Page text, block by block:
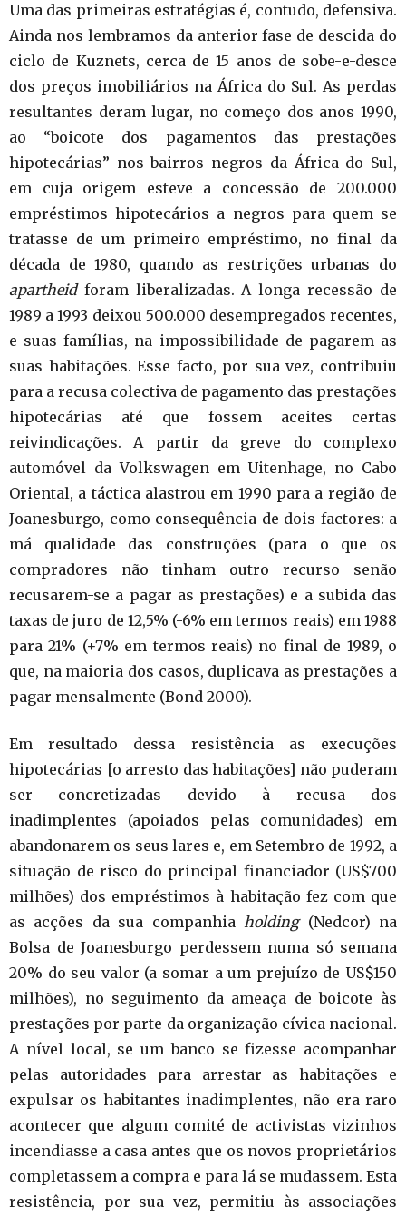
Uma das primeiras estratégias é, contudo, defensiva.
Ainda nos lembramos da anterior fase de descida do
ciclo de Kuznets, cerca de 15 anos de sobe-e-desce
dos preços imobiliários na África do Sul. As perdas
resultantes deram lugar, no começo dos anos 1990,
ao “boicote dos pagamentos das prestações
hipotecárias” nos bairros negros da África do Sul,
em cuja origem esteve a concessão de 200.000
empréstimos hipotecários a negros para quem se
tratasse de um primeiro empréstimo, no final da
década de 1980, quando as restrições urbanas do
apartheidforam liberalizadas. A longa recessão de
1989 a 1993 deixou 500.000 desempregados recentes,
e suas famílias, na impossibilidade de pagarem as
suas habitações. Esse facto, por sua vez, contribuiu
para a recusa colectiva de pagamento das prestações
hipotecárias até que fossem aceites certas
reivindicações. A partir da greve do complexo
automóvel da Volkswagen em Uitenhage, no Cabo
Oriental, a táctica alastrou em 1990 para a região de
Joanesburgo, como consequência de dois factores: a
má qualidade das construções (para o que os
compradores não tinham outro recurso senão
recusarem-se a pagar as prestações) e a subida das
taxas de juro de 12,5% (-6% em termos reais) em 1988
para 21% (+7% em termos reais) no final de 1989, o
que, na maioria dos casos, duplicava as prestações a
pagar mensalmente (Bond 2000).
Em resultado dessa resistência as execuções
hipotecárias [o arresto das habitações] não puderam
ser concretizadas devido à recusa dos
inadimplentes (apoiados pelas comunidades) em
abandonarem os seus lares e, em Setembro de 1992, a
situação de risco do principal financiador (US$700
milhões) dos empréstimos à habitação fez com que
as acções da sua companhiaholding(Nedcor) na
Bolsa de Joanesburgo perdessem numa só semana
20% do seu valor (a somar a um prejuízo de US$150
milhões), no seguimento da ameaça de boicote às
prestações por parte da organização cívica nacional.
A nível local, se um banco se fizesse acompanhar
pelas autoridades para arrestar as habitações e
expulsar os habitantes inadimplentes, não era raro
acontecer que algum comité de activistas vizinhos
incendiasse a casa antes que os novos proprietários
completassem a compra e para lá se mudassem. Esta
resistência, por sua vez, permitiu às associações